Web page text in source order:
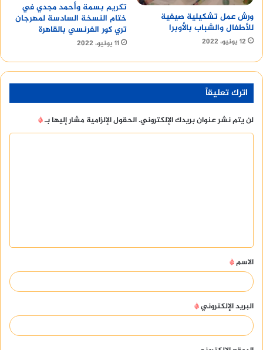
ورش عمل تشكيلية صيفية
للأطفال والشباب بالأوبرا
12 يونيو، 2022
تكريم بسمة وأحمد مجدي في
ختام النسخة السادسة لمهرجان
تري كور الفرنسي بالقاهرة
11 يونيو، 2022
اترك تعليقاً
لن يتم نشر عنوان بريدك الإلكتروني.الحقول الإلزامية مشار إليها بـ*
ق
*
الاسم*
البريد الإلكتروني*